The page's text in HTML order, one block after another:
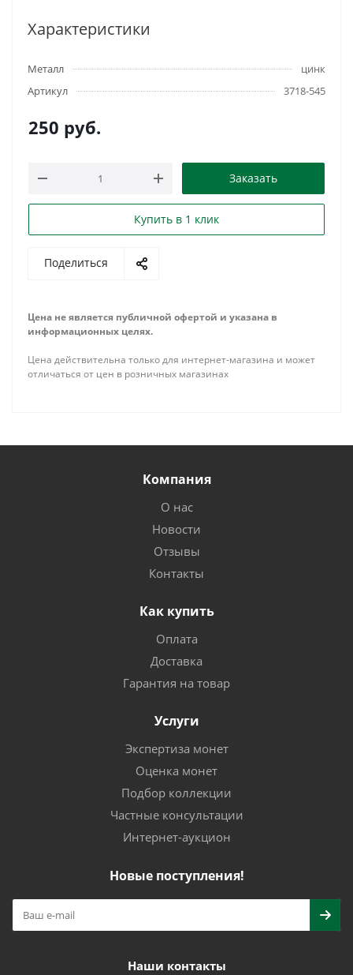
Характеристики
Металл
цинк
Артикул
3718-545
250 руб.
Заказать
Купить в 1 клик
Поделиться
Цена не является публичной офертой и указана в
информационных целях.
Цена действительна только для интернет-магазина и может
отличаться от цен в розничных магазинах
Компания
О нас
Новости
Отзывы
Контакты
Как купить
Оплата
Доставка
Гарантия на товар
Услуги
Экспертиза монет
Оценка монет
Подбор коллекции
Частные консультации
Интернет-аукцион
Новые поступления!
Наши контакты